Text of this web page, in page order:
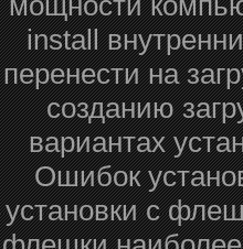
install
перенести на
созданию
вариантах
Ошибок
установки с